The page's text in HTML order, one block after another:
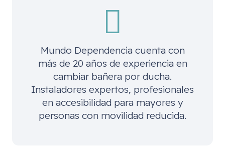
Mundo Dependencia cuenta con
más de 20 años de experiencia en
cambiar bañera por ducha.
Instaladores expertos, profesionales
en accesibilidad para mayores y
personas con movilidad reducida.